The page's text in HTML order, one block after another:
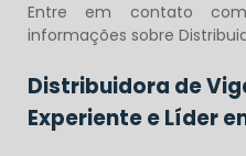
Entre em contato
informações sobre
Distribuidora de
Experiente e Líder